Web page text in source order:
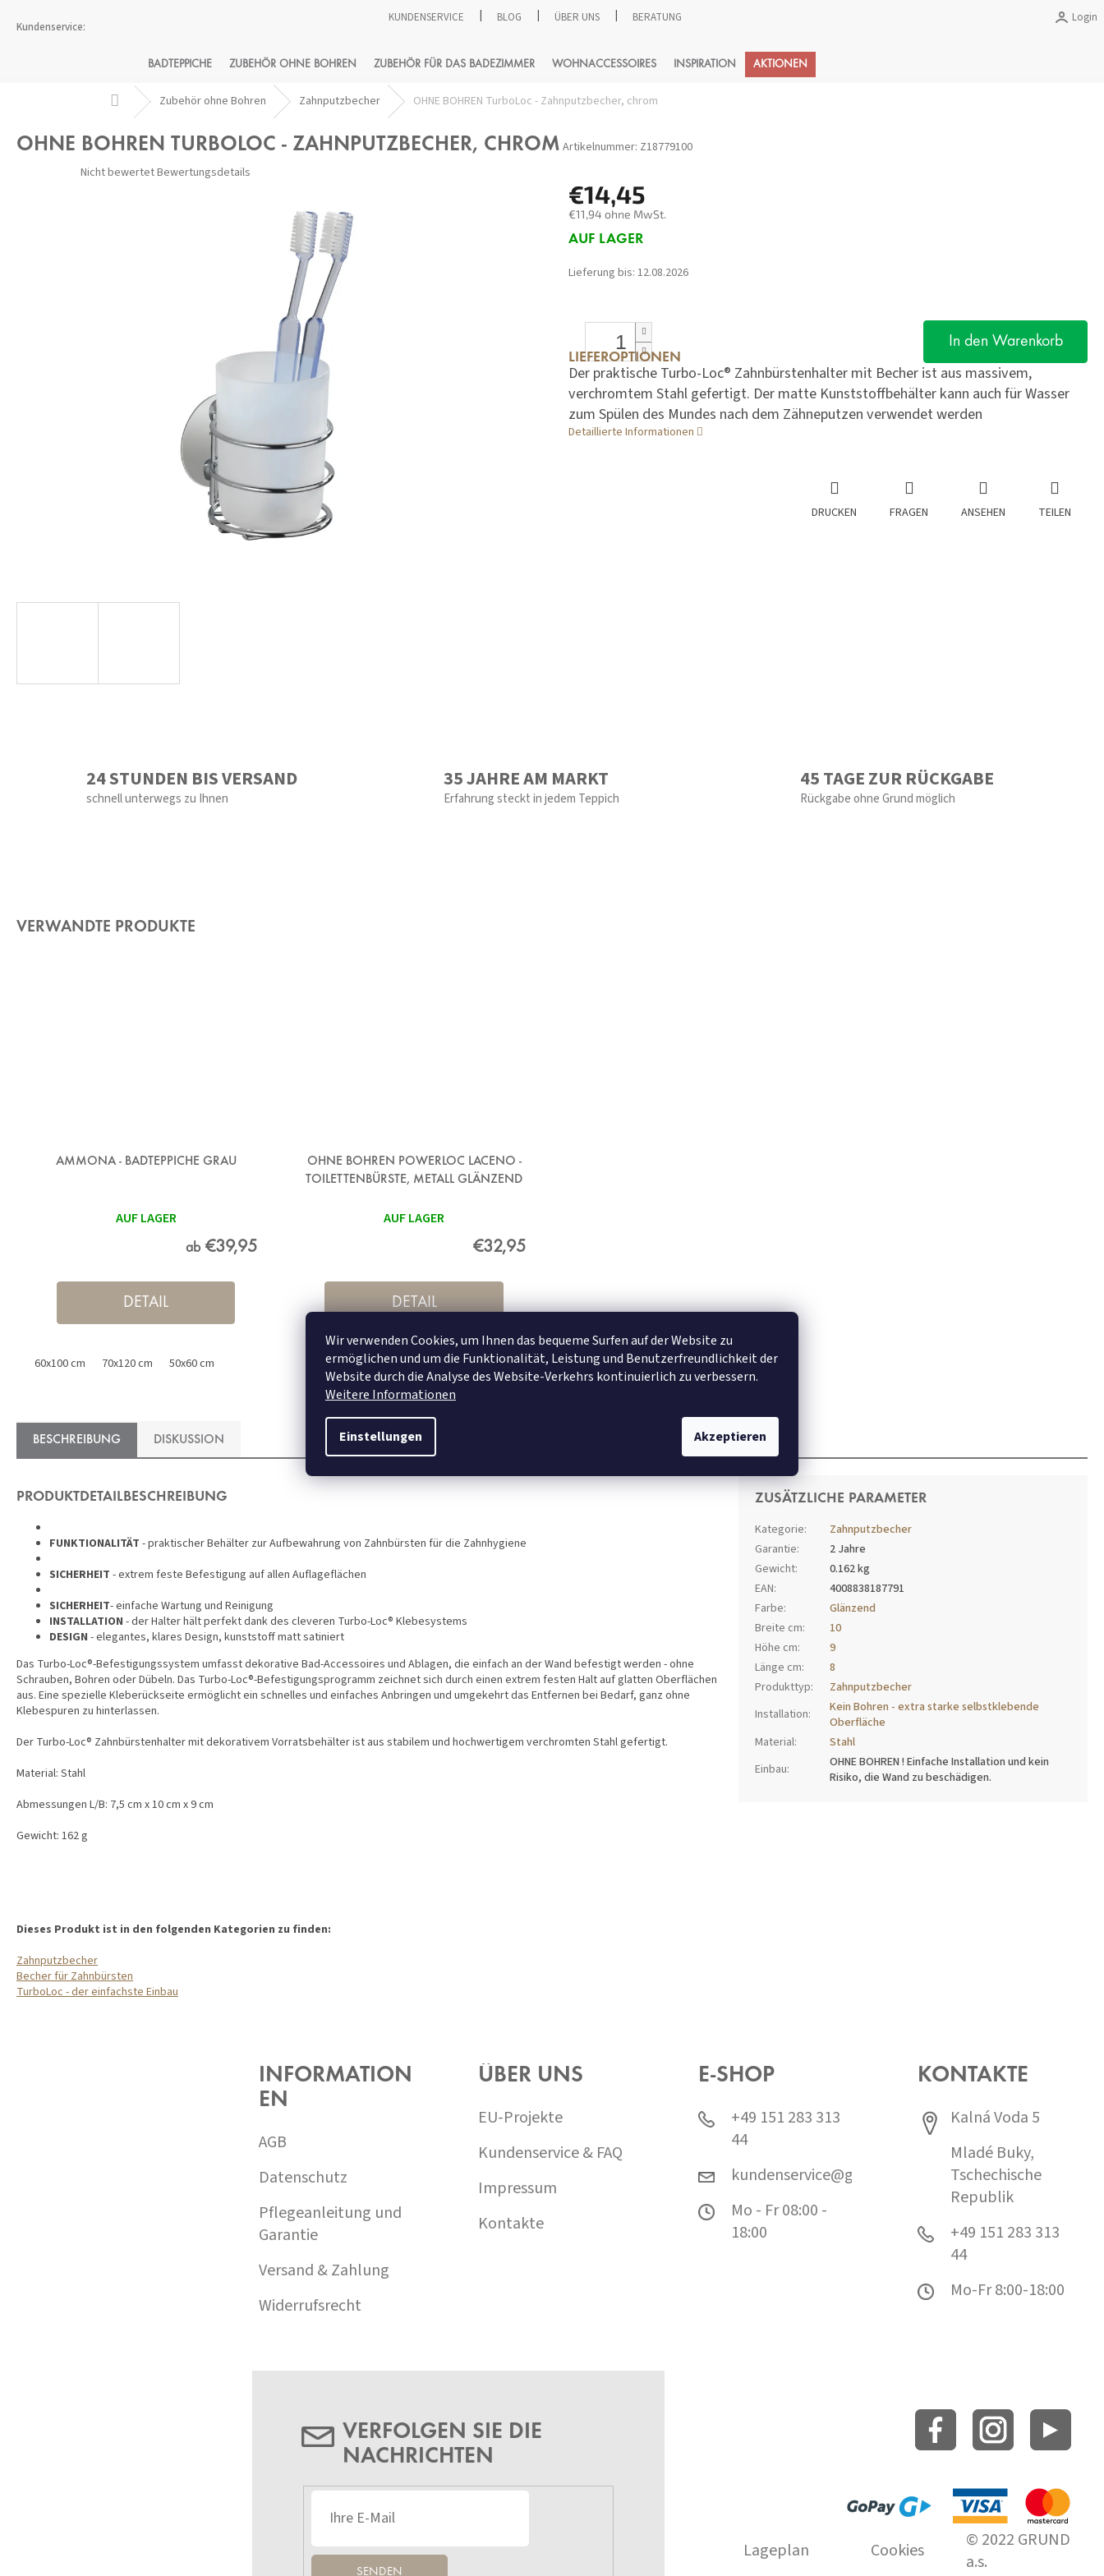
Wir verwenden Cookies, um Ihnen das bequeme Surfen auf der Website zu
ermöglichen und um die Funktionalität, Leistung und Benutzerfreundlichkeit der
Website durch die Analyse des Website-Verkehrs kontinuierlich zu verbessern.
Weitere Informationen
Einstellungen Akzeptieren
Inhalt
KUNDENSERVICE BLOG ÜBER UNS BERATUNG Login
Warenkorb
BADTEPPICHE ZUBEHÖR OHNE BOHREN ZUBEHÖR FÜR DAS BADEZIMMER WOHNACCESSOIRES INSPIRATION AKTIONEN
StartseiteZubehör ohne Bohren Zahnputzbecher OHNE BOHREN TurboLoc - Zahnputzbecher, chrom
OHNE BOHREN TURBOLOC - ZAHNPUTZBECHER, CHROM Artikelnummer: Z18779100
Die
durchschnittliche
Nicht bewertetBewertungsdetails
€14,45
€11,94 ohne MwSt.
Verkaufspreis:
AUF LAGER
Lieferung bis: 12.08.2026
LIEFEROPTIONEN
In den Warenkorb
Der praktische Turbo-Loc® Zahnbürstenhalter mit Becher ist aus massivem,
verchromtem Stahl gefertigt. Der matte Kunststoffbehälter kann auch für Wasser
zum Spülen des Mundes nach dem Zähneputzen verwendet werden
Detaillierte Informationen
DRUCKEN FRAGEN ANSEHEN TEILEN
24 STUNDEN BIS VERSAND
schnell unterwegs zu Ihnen
35 JAHRE AM MARKT
Erfahrung steckt in jedem Teppich
45 TAGE ZUR RÜCKGABE
Rückgabe ohne Grund möglich
VERWANDTE PRODUKTE
AMMONA - BADTEPPICHE GRAU
AUF LAGER
ab €39,95
DETAIL
60x100 cm 70x120 cm 50x60 cm
OHNE BOHREN POWERLOC LACENO -
TOILETTENBÜRSTE, METALL GLÄNZEND
AUF LAGER
€32,95
DETAIL
BESCHREIBUNG DISKUSSION
PRODUKTDETAILBESCHREIBUNG
FUNKTIONALITÄT - praktischer Behälter zur Aufbewahrung von Zahnbürsten für die Zahnhygiene
SICHERHEIT - extrem feste Befestigung auf allen Auflageflächen
SICHERHEIT- einfache Wartung und Reinigung
INSTALLATION - der Halter hält perfekt dank des cleveren Turbo-Loc® Klebesystems
DESIGN - elegantes, klares Design, kunststoff matt satiniert
Das Turbo-Loc®-Befestigungssystem umfasst dekorative Bad-Accessoires und Ablagen, die einfach an der Wand befestigt werden - ohne
Schrauben, Bohren oder Dübeln. Das Turbo-Loc®-Befestigungsprogramm zeichnet sich durch einen extrem festen Halt auf glatten Oberflächen
aus. Eine spezielle Kleberückseite ermöglicht ein schnelles und einfaches Anbringen und umgekehrt das Entfernen bei Bedarf, ganz ohne
Klebespuren zu hinterlassen.
Der Turbo-Loc® Zahnbürstenhalter mit dekorativem Vorratsbehälter ist aus stabilem und hochwertigem verchromten Stahl gefertigt.
Material: Stahl
Abmessungen L/B: 7,5 cm x 10 cm x 9 cm
Gewicht: 162 g
Dieses Produkt ist in den folgenden Kategorien zu finden:
Zahnputzbecher
Becher für Zahnbürsten
TurboLoc - der einfachste Einbau
ZUSÄTZLICHE PARAMETER
Kategorie:
Zahnputzbecher
Garantie:
2 Jahre
Gewicht:
0.162 kg
EAN:
4008838187791
Farbe:
Glänzend
Breite cm:
10
Höhe cm:
9
Länge cm:
8
Produkttyp:
Zahnputzbecher
Installation:
Kein Bohren - extra starke selbstklebende
Oberfläche
Material:
Stahl
Einbau:
OHNE BOHREN ! Einfache Installation und kein
Risiko, die Wand zu beschädigen.
INFORMATION
EN
AGB
Datenschutz
Pflegeanleitung und
Garantie
Versand & Zahlung
Widerrufsrecht
ÜBER UNS
EU-Projekte
Kundenservice & FAQ
Impressum
Kontakte
E-SHOP
+49 151 283 313
44
kundenservice@grund.cz
Mo - Fr 08:00 -
18:00
KONTAKTE
Kalná Voda 5
Mladé Buky,
Tschechische
Republik
+49 151 283 313
44
Mo-Fr 8:00-18:00
VERFOLGEN SIE DIE
NACHRICHTEN
SENDEN
Lageplan Cookies
© 2022 GRUND
a.s.